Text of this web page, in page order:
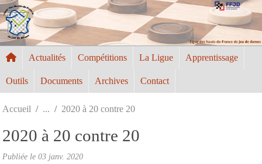
Actualités Compétitions La Ligue Apprentissage
Outils Documents Archives Contact
Accueil 2020 à 20 contre 20
2020 à 20 contre 20
Publiée le 03 janv. 2020
Panneau de gestion des cookies